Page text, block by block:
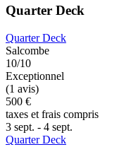
Quarter Deck
Quarter Deck
Salcombe
10/10
Exceptionnel
(1 avis)
500 €
taxes et frais compris
3 sept. - 4 sept.
Quarter Deck